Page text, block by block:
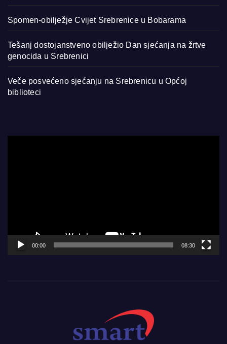
Spomen-obilježje Cvijet Srebrenice u Bobarama
Tešanj dostojanstveno obilježio Dan sjećanja na žrtve
genocida u Srebrenici
Veče posvećeno sjećanju na Srebrenicu u Općoj
biblioteci
00:00 08:30